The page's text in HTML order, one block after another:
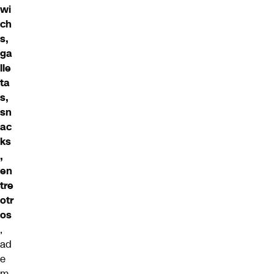
wi
ch
s,
ga
lle
ta
s,
sn
ac
ks
,
en
tre
otr
os
,
ad
e